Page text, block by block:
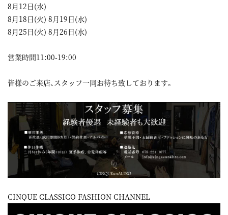
8月12日(水)
8月18日(火) 8月19日(水)
8月25日(火) 8月26日(水)
営業時間11:00-19:00
皆様のご来店、スタッフ一同お待ち致しております。
CINQUE CLASSICO FASHION CHANNEL